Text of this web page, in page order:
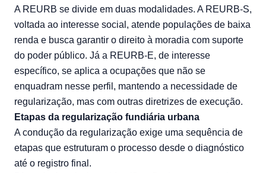
A REURB se divide em duas modalidades. A REURB-S,
voltada ao interesse social, atende populações de baixa
renda e busca garantir o direito à moradia com suporte
do poder público. Já a REURB-E, de interesse
específico, se aplica a ocupações que não se
enquadram nesse perfil, mantendo a necessidade de
regularização, mas com outras diretrizes de execução.
Etapas da regularização fundiária urbana
A condução da regularização exige uma sequência de
etapas que estruturam o processo desde o diagnóstico
até o registro final.